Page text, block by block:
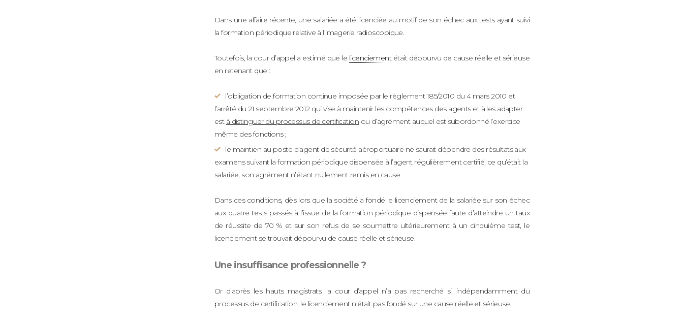
Dans une affaire récente, une salariée a été licenciée au motif de son échec aux tests ayant suivi
la formation périodique relative à l’imagerie radioscopique.
Toutefois, la cour d’appel a estimé que le licenciementétait dépourvu de cause réelle et sérieuse
en retenant que :
l’obligation de formation continue imposée par le règlement 185/2010 du 4 mars 2010 et
l’arrêté du 21 septembre 2012 qui vise à maintenir les compétences des agents et à les adapter
est à distinguer du processus de certification ou d’agrément auquel est subordonné l’exercice
même des fonctions ;
le maintien au poste d’agent de sécurité aéroportuaire ne saurait dépendre des résultats aux
examens suivant la formation périodique dispensée à l’agent régulièrement certifié, ce qu’était la
salariée, son agrément n’étant nullement remis en cause.
Dans ces conditions, dès lors que la société a fondé le licenciement de la salariée sur son échec
aux quatre tests passés à l’issue de la formation périodique dispensée faute d’atteindre un taux
de réussite de 70 % et sur son refus de se soumettre ultérieurement à un cinquième test, le
licenciement se trouvait dépourvu de cause réelle et sérieuse.
Une insuffisance professionnelle ?
Or d’après les hauts magistrats, la cour d’appel n’a pas recherché si, indépendamment du
processus de certification, le licenciement n’était pas fondé sur une cause réelle et sérieuse.